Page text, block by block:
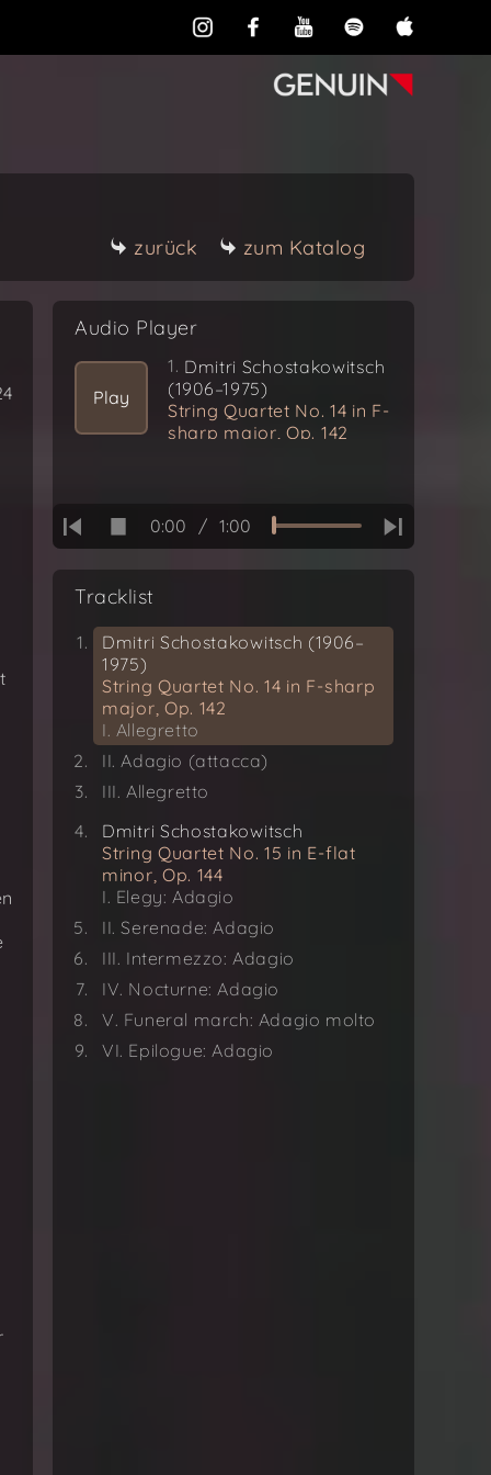
zurück zum Katalog
Audio Player
Play
1. Dmitri Schostakowitsch
(1906–1975)
String Quartet No. 14 in F-
sharp major, Op. 142
0:00 / 1:00
Tracklist
Dmitri Schostakowitsch (1906–
1975)
String Quartet No. 14 in F-sharp
major, Op. 142
I. Allegretto
II. Adagio (attacca)
III. Allegretto
Dmitri Schostakowitsch
String Quartet No. 15 in E-flat
minor, Op. 144
I. Elegy: Adagio
II. Serenade: Adagio
III. Intermezzo: Adagio
IV. Nocturne: Adagio
V. Funeral march: Adagio molto
VI. Epilogue: Adagio